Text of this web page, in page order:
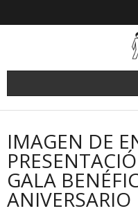
IMAGEN DE
GALA
ANIVERSARIO